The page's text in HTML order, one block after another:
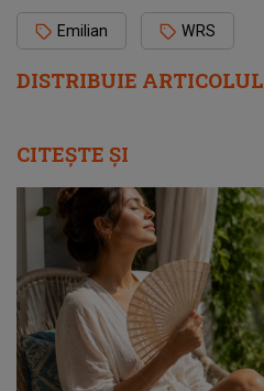
DISTRIBUIE ARTICOLUL
Emilian WRS
CITEȘTE ȘI